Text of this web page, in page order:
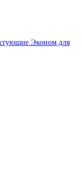
Эконом для